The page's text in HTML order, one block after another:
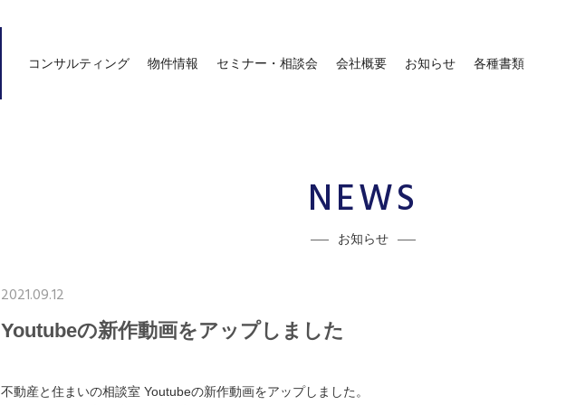
コンサルティング 物件情報 セミナー・相談会 会社概要 お知らせ 各種書類
NEWS
お知らせ
2021.09.12
Youtubeの新作動画をアップしました
不動産と住まいの相談室 Youtubeの新作動画をアップしました。